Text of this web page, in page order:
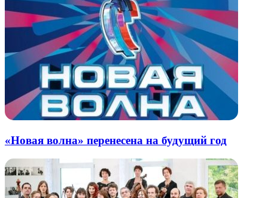
«Новая волна» перенесена на будущий год